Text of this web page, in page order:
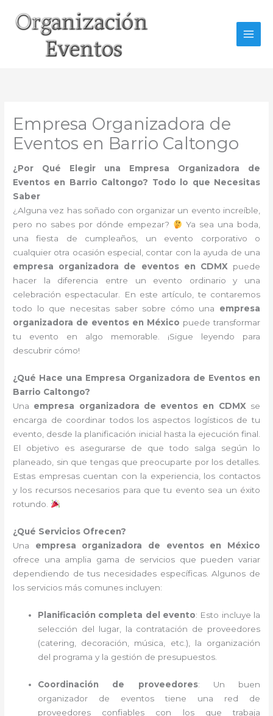
contenido
Empresa Organizadora de
Eventos en Barrio Caltongo
¿Por Qué Elegir una Empresa Organizadora de
Eventos en Barrio Caltongo? Todo lo que Necesitas
Saber
¿Alguna vez has soñado con organizar un evento increíble,
pero no sabes por dónde empezar?
Ya sea una boda,
una fiesta de cumpleaños, un evento corporativo o
cualquier otra ocasión especial, contar con la ayuda de una
empresa organizadora de eventos en CDMXpuede
hacer la diferencia entre un evento ordinario y una
celebración espectacular. En este artículo, te contaremos
todo lo que necesitas saber sobre cómo una empresa
organizadora de eventos en México puede transformar
tu evento en algo memorable. ¡Sigue leyendo para
descubrir cómo!
¿Qué Hace una Empresa Organizadora de Eventos en
Barrio Caltongo?
Una empresa organizadora de eventos en CDMX se
encarga de coordinar todos los aspectos logísticos de tu
evento, desde la planificación inicial hasta la ejecución final.
El objetivo es asegurarse de que todo salga según lo
planeado, sin que tengas que preocuparte por los detalles.
Estas empresas cuentan con la experiencia, los contactos
y los recursos necesarios para que tu evento sea un éxito
rotundo.
¿Qué Servicios Ofrecen?
Una empresa organizadora de eventos en México
ofrece una amplia gama de servicios que pueden variar
dependiendo de tus necesidades específicas. Algunos de
los servicios más comunes incluyen:
Planificación completa del evento: Esto incluye la
selección del lugar, la contratación de proveedores
(catering, decoración, música, etc.), la organización
del programa y la gestión de presupuestos.
Coordinación de proveedores: Un buen
organizador de eventos tiene una red de
proveedores confiables con los que trabaja